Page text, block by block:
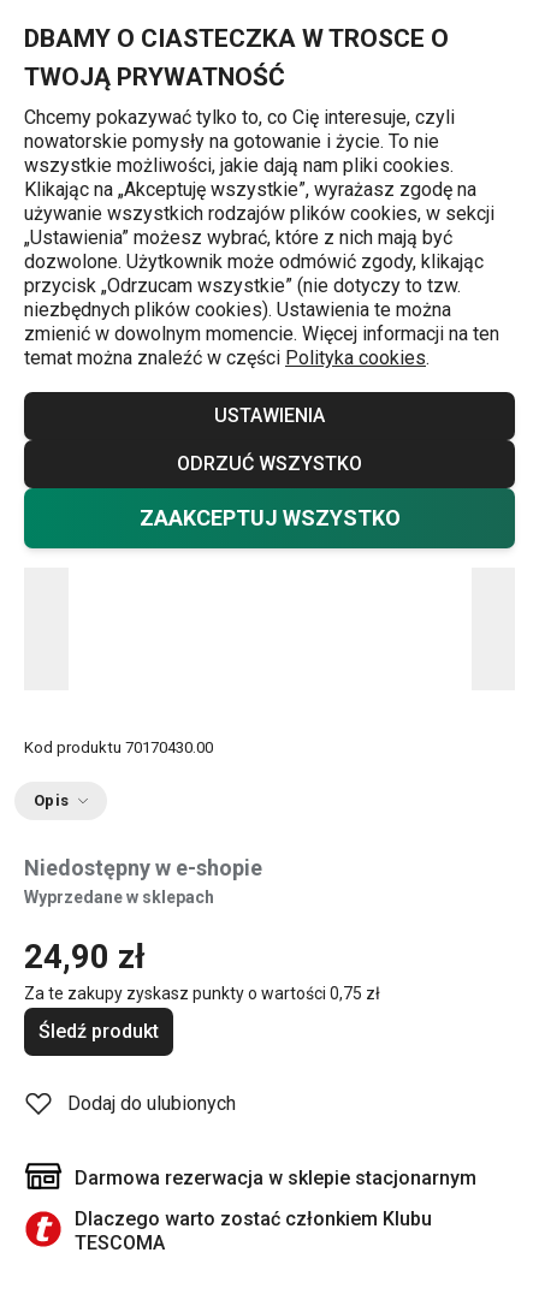
DBAMY O CIASTECZKA W TROSCE O
TWOJĄ PRYWATNOŚĆ
Chcemy pokazywać tylko to, co Cię interesuje, czyli
nowatorskie pomysły na gotowanie i życie. To nie
wszystkie możliwości, jakie dają nam pliki cookies.
Klikając na „Akceptuję wszystkie”, wyrażasz zgodę na
używanie wszystkich rodzajów plików cookies, w sekcji
„Ustawienia” możesz wybrać, które z nich mają być
dozwolone. Użytkownik może odmówić zgody, klikając
przycisk „Odrzucam wszystkie” (nie dotyczy to tzw.
niezbędnych plików cookies). Ustawienia te można
zmienić w dowolnym momencie. Więcej informacji na ten
temat można znaleźć w części Polityka cookies.
USTAWIENIA
ODRZUĆ WSZYSTKO
ZAAKCEPTUJ WSZYSTKO
Szybkowary
Zawór roboczy do szybkowaru BIO
EXCLUSIVE+
Kod produktu 70170430.00
Opis
Niedostępny w e-shopie
Wyprzedane w sklepach
24,90 zł
Za te zakupy zyskasz punkty o wartości 0,75 zł
Śledź produkt
Dodaj do ulubionych
Darmowa rezerwacja w sklepie stacjonarnym
Dlaczego warto zostać członkiem Klubu
TESCOMA